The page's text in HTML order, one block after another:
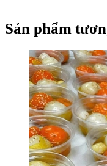
Sản phẩm